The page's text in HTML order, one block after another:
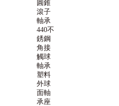
圓錐
滾子
軸承
440不
銹鋼
角接
觸球
軸承
塑料
外球
面軸
承座